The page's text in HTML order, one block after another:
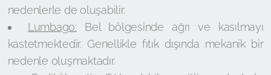
nedenlerle de oluşabilir.
Lumbago: Bel bölgesinde ağrı ve kasılmayı
kastetmektedir. Genellikle fıtık dışında mekanik bir
nedenle oluşmaktadır.